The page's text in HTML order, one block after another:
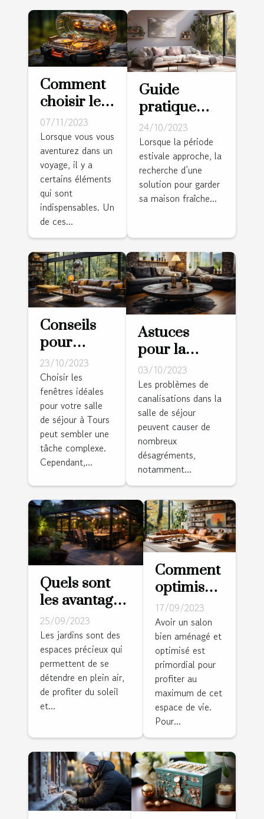
Comment
choisir le
meilleur
réveil de
voyage
pour vos
aventures
07/11/2023
Lorsque vous vous
aventurez dans un
voyage, il y a
certains éléments
qui sont
indispensables. Un
de ces...
Guide
pratique
pour choisir
la bonne
climatisation
pour votre
salle de
24/10/2023
Lorsque la période
estivale approche, la
recherche d’une
solution pour garder
sa maison fraîche...
Conseils
pour
choisir les
fenêtres
idéales
pour votre
salle de
séjour à
Tours
23/10/2023
Choisir les
fenêtres idéales
pour votre salle
de séjour à Tours
peut sembler une
tâche complexe.
Cependant,...
Astuces
pour la
prévention
des
problèmes
de
canalisations
dans la salle
de séjour
03/10/2023
Les problèmes de
canalisations dans la
salle de séjour
peuvent causer de
nombreux
désagréments,
notamment...
Quels sont
les avantages
d’installer
une pergola
bioclimatique
dans votre
jardin ?
25/09/2023
Les jardins sont des
espaces précieux qui
permettent de se
détendre en plein air,
de profiter du soleil
et...
Comment
optimiser
l'espace
de votre
salle de
séjour
17/09/2023
Avoir un salon
bien aménagé et
optimisé est
primordial pour
profiter au
maximum de cet
espace de vie.
Pour...